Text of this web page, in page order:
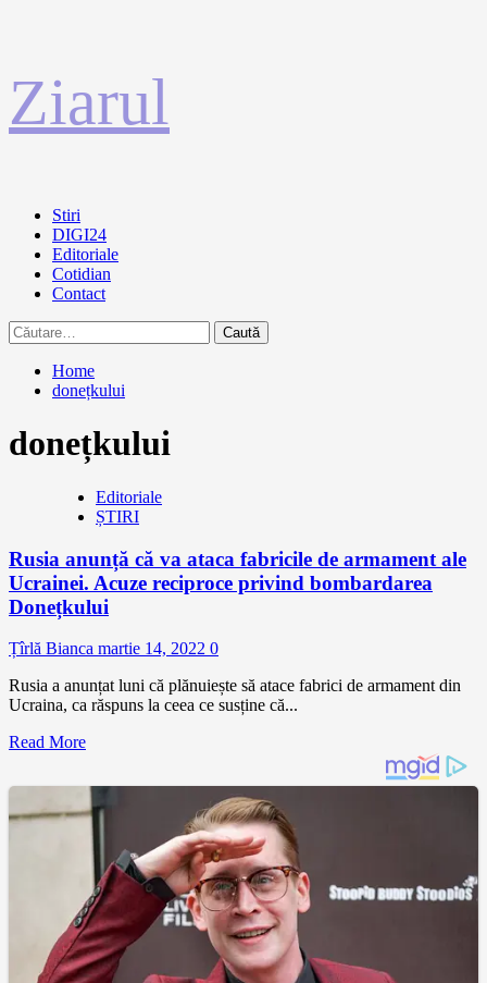
la
conținut
Ziarul
Primary
Menu
Stiri
DIGI24
Editoriale
Cotidian
Contact
Caută
după:
Home
donețkului
donețkului
Editoriale
ȘTIRI
Rusia anunță că va ataca fabricile de armament ale
Ucrainei. Acuze reciproce privind bombardarea
Donețkului
Țîrlă Bianca martie 14, 2022 0
Rusia a anunțat luni că plănuiește să atace fabrici de armament din
Ucraina, ca răspuns la ceea ce susține că...
Read More